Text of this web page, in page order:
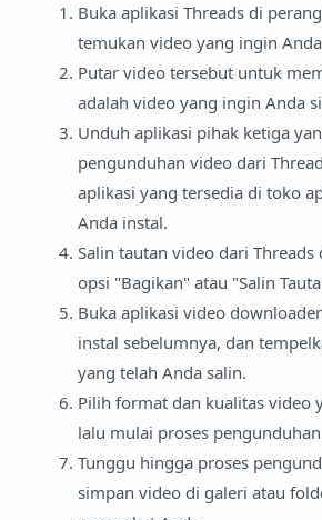
Buka aplikasi Threads di
temukan video yang ingin
Putar video tersebut untuk
adalah video yang ingin Anda
Unduh aplikasi pihak ketiga
pengunduhan video dari
aplikasi yang tersedia di toko
Anda instal.
Salin tautan video dari
opsi "Bagikan" atau "Salin
Buka aplikasi video
instal sebelumnya, dan
yang telah Anda salin.
Pilih format dan kualitas video
lalu mulai proses
Tunggu hingga proses
simpan video di galeri atau